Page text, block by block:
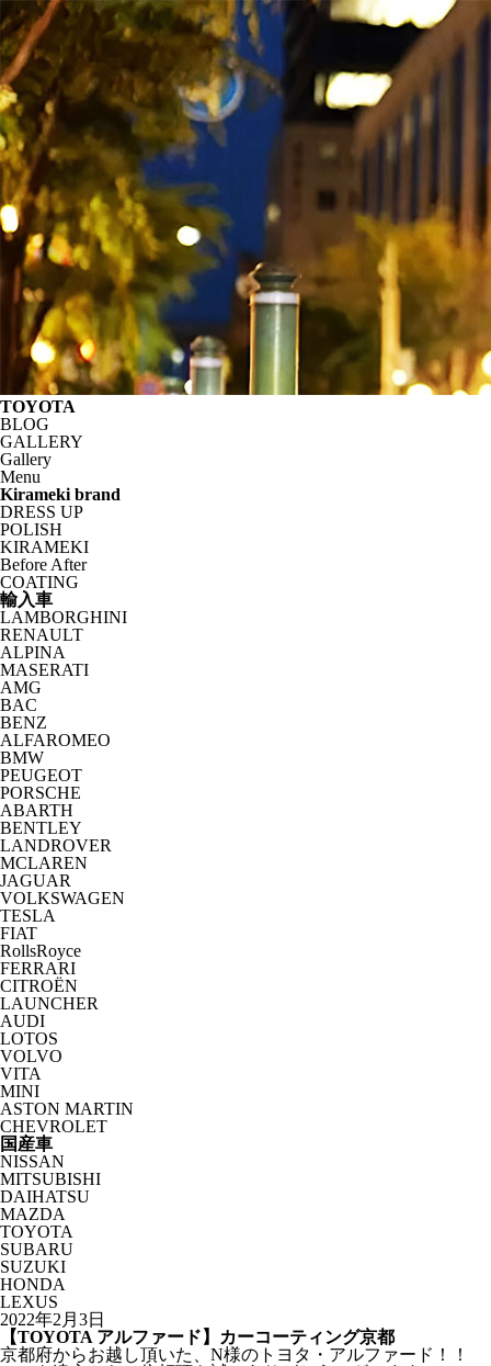
TOYOTA
BLOG
GALLERY
Gallery
Menu
Kirameki brand
DRESS UP
POLISH
KIRAMEKI
Before After
COATING
輸入車
LAMBORGHINI
RENAULT
ALPINA
MASERATI
AMG
BAC
BENZ
ALFAROMEO
BMW
PEUGEOT
PORSCHE
ABARTH
BENTLEY
LANDROVER
MCLAREN
JAGUAR
VOLKSWAGEN
TESLA
FIAT
RollsRoyce
FERRARI
CITROËN
LAUNCHER
AUDI
LOTOS
VOLVO
VITA
MINI
ASTON MARTIN
CHEVROLET
国産車
NISSAN
MITSUBISHI
DAIHATSU
MAZDA
TOYOTA
SUBARU
SUZUKI
HONDA
LEXUS
2022年2月3日
【TOYOTA アルファード】カーコーティング京都
京都府からお越し頂いた、N様のトヨタ・アルファード！！